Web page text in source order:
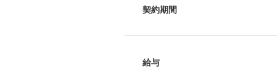
契約期間
給与